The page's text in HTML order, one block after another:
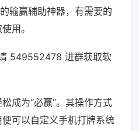
输赢辅助神器，有需要的
用。
549552478 进群获取软
成为“必赢”。其操作方式
可以自定义手机打牌系统